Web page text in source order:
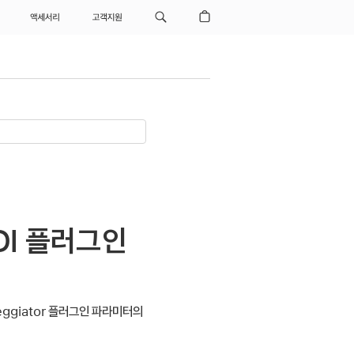
액세서리 고객지원
러그인
플러그인 파라미터의